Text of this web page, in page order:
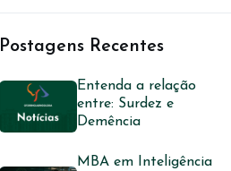
Postagens Recentes
Entenda a relação
entre: Surdez e
Demência
MBA em Inteligência